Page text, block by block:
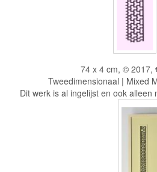
74 x 4 cm, © 2017,
Tweedimensionaal | Mixed
Dit werk is al ingelijst en ook